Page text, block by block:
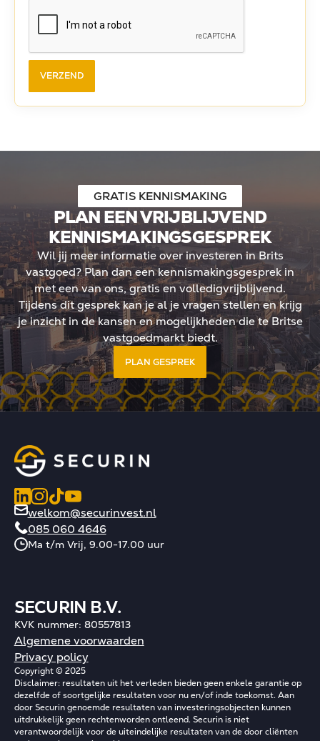
GRATIS KENNISMAKING
PLAN EEN VRIJBLIJVEND
KENNISMAKINGSGESPREK
Wil jij meer informatie over investeren in Brits
vastgoed? Plan dan een kennismakingsgesprek in
met een van ons, gratis en volledigvrijblijvend.
Tijdens dit gesprek kan je al je vragen stellen en krijg
je inzicht in de kansen en mogelijkheden die te Britse
vastgoedmarkt biedt.
PLAN GESPREK
welkom@securinvest.nl
085 060 4646
Ma t/m Vrij, 9.00-17.00 uur
SECURIN B.V.
KVK nummer: 80557813
Algemene voorwaarden
Privacy policy
Copyright © 2025
Disclaimer: resultaten uit het verleden bieden geen enkele garantie op
dezelfde of soortgelijke resultaten voor nu en/of inde toekomst. Aan
door Securin genoemde resultaten van investeringsobjecten kunnen
uitdrukkelijk geen rechtenworden ontleend. Securin is niet
verantwoordelijk voor de uiteindelijke resultaten van de door cliënten